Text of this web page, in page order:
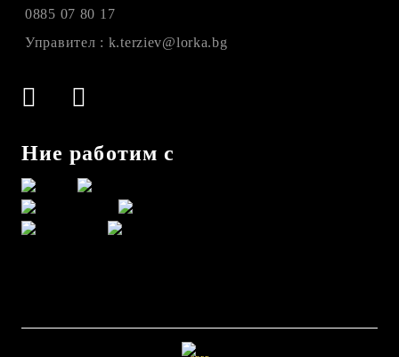
0885 07 80 17
Управител : k.terziev@lorka.bg
Ние работим с